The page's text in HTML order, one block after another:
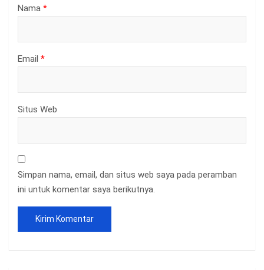
Nama *
Email *
Situs Web
Simpan nama, email, dan situs web saya pada peramban
ini untuk komentar saya berikutnya.